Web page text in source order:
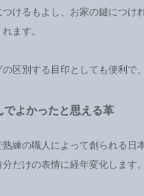
けるもよし、お家の鍵につけ
ます。
区別する目印としても便利で
よかったと思える革
練の職人によって創られる日
だけの表情に経年変化します。